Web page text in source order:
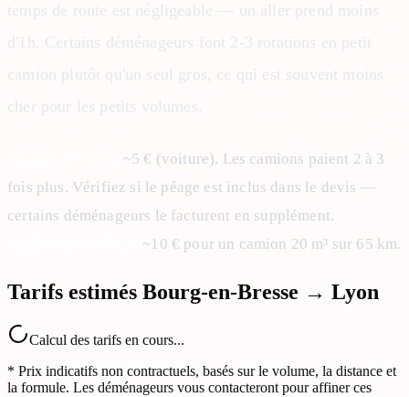
temps de route est négligeable — un aller prend moins
d'1h. Certains déménageurs font 2-3 rotations en petit
camion plutôt qu'un seul gros, ce qui est souvent moins
cher pour les petits volumes.
~5 € (voiture). Les camions paient 2 à 3
fois plus. Vérifiez si le péage est inclus dans le devis —
certains déménageurs le facturent en supplément.
~10 € pour un camion 20 m³ sur 65 km.
Tarifs estimés Bourg-en-Bresse → Lyon
Calcul des tarifs en cours...
* Prix indicatifs non contractuels, basés sur le volume, la distance et
la formule. Les déménageurs vous contacteront pour affiner ces